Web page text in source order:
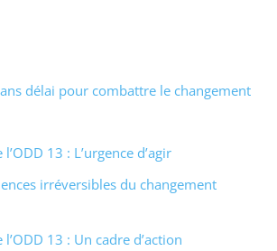
délai pour combattre le changement
13 : L’urgence d’agir
irréversibles du changement
l’ODD 13 : Un cadre d’action